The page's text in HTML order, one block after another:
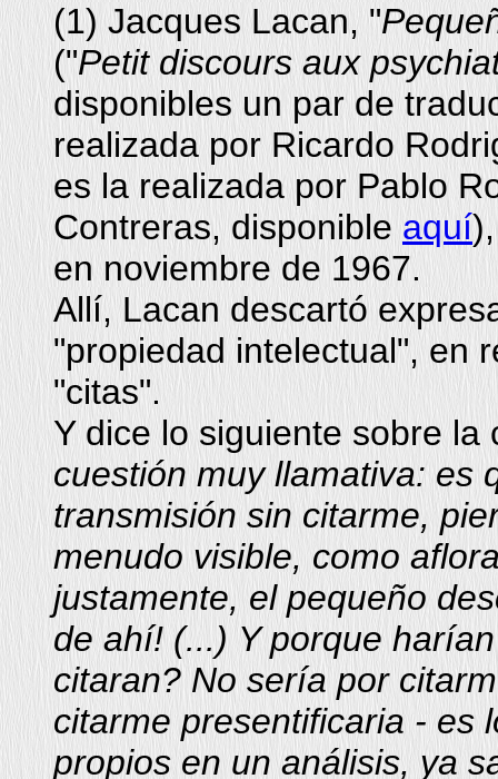
(1) Jacques Lacan, "
("Petit discours aux
disponibles un par de
realizada por Ricardo
es la realizada por Pablo
Contreras, disponible aquí
en noviembre de 1967.
Allí, Lacan descartó
"propiedad intelectual", en
"citas".
Y dice lo siguiente sobre la
cuestión muy llamativa: es
transmisión sin citarme,
menudo visible, como
justamente, el pequeño
de ahí! (...) Y porque
citaran? No sería por
citarme presentificaria - es
propios en un análisis, ya